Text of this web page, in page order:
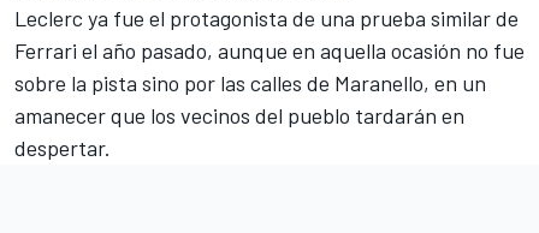
Leclerc ya fue el protagonista de una prueba similar de
Ferrari el año pasado, aunque en aquella ocasión no fue
sobre la pista sino por las calles de Maranello, en un
amanecer que los vecinos del pueblo tardarán en
despertar.